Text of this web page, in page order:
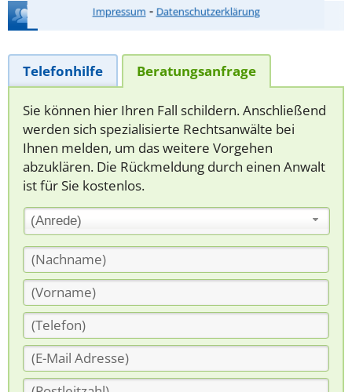
Impressum ⁃ Datenschutzerklärung
Hilfe bei Ihrer Anwaltsuche?
Telefonhilfe Beratungsanfrage
Sie können hier Ihren Fall schildern. Anschließend
werden sich spezialisierte Rechtsanwälte bei
Ihnen melden, um das weitere Vorgehen
abzuklären. Die Rückmeldung durch einen Anwalt
ist für Sie kostenlos.
(Anrede)